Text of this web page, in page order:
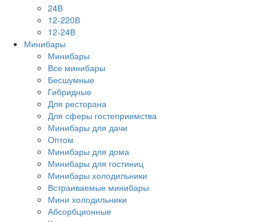
24В
12-220В
12-24В
Минибары
Минибары
Все минибары
Бесшумные
Гибридные
Для ресторана
Для сферы гостеприимства
Минибары для дачи
Оптом
Минибары для дома
Минибары для гостиниц
Минибары холодильники
Встраиваемые минибары
Мини холодильники
Абсорбционные